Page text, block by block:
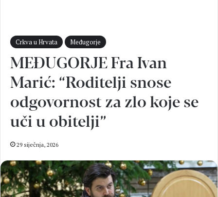
Crkva u Hrvata Međugorje
MEĐUGORJE Fra Ivan
Marić: “Roditelji snose
odgovornost za zlo koje se
uči u obitelji”
29 siječnja, 2026